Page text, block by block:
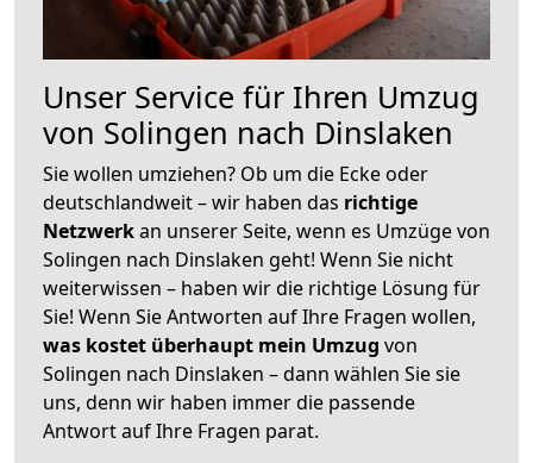
Unser Service für Ihren Umzug
von Solingen nach Dinslaken
Sie wollen umziehen? Ob um die Ecke oder
deutschlandweit – wir haben das richtige
Netzwerkan unserer Seite, wenn es Umzüge von
Solingen nach Dinslaken geht! Wenn Sie nicht
weiterwissen – haben wir die richtige Lösung für
Sie! Wenn Sie Antworten auf Ihre Fragen wollen,
was kostet überhaupt mein Umzug von
Solingen nach Dinslaken – dann wählen Sie sie
uns, denn wir haben immer die passende
Antwort auf Ihre Fragen parat.